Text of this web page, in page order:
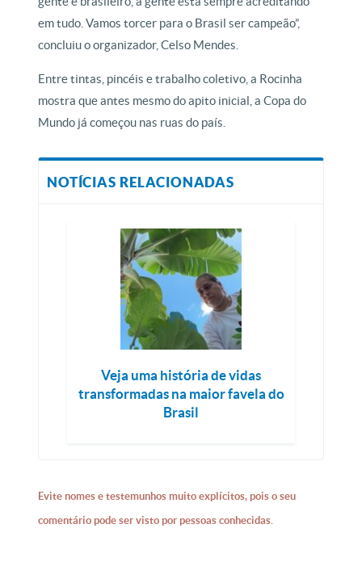
em tudo. Vamos torcer para o Brasil ser campeão”,
concluiu o organizador, Celso Mendes.
Entre tintas, pincéis e trabalho coletivo, a Rocinha
mostra que antes mesmo do apito inicial, a Copa do
Mundo já começou nas ruas do país.
NOTÍCIAS RELACIONADAS
Veja uma história de vidas
transformadas na maior favela do
Brasil
Evite nomes e testemunhos muito explícitos, pois o seu
comentário pode ser visto por pessoas conhecidas.